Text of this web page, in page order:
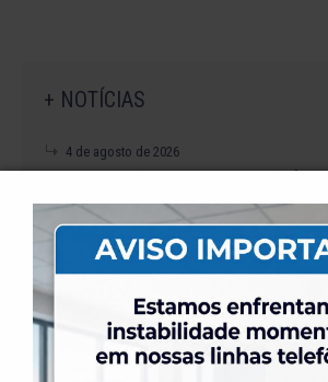
+ NOTÍCIAS
4 de agosto de 2026
A promoção da taxa de adesão foi
até dia 31 de Agosto.
31 de julho de 2026
a gente.